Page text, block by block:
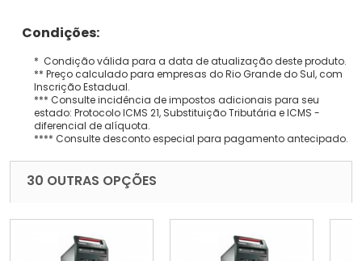
Condições:
* Condição válida para a data de atualização deste produto.
** Preço calculado para empresas do Rio Grande do Sul, com
Inscrição Estadual.
*** Consulte incidência de impostos adicionais para seu
estado: Protocolo ICMS 21, Substituição Tributária e ICMS -
diferencial de alíquota.
**** Consulte desconto especial para pagamento antecipado.
30 OUTRAS OPÇÕES